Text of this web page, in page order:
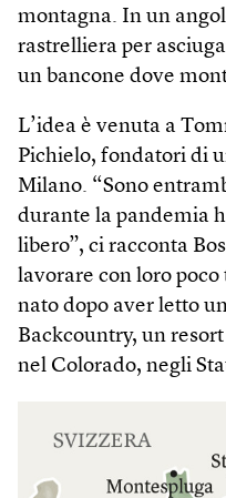
montagna. In un
rastrelliera per
un bancone dove
L’idea è venuta a
Pichielo, fondatori di
Milano. “Sono
durante la pandemia
libero”, ci racconta
lavorare con loro
nato dopo aver letto
Backcountry, un
nel Colorado, negli